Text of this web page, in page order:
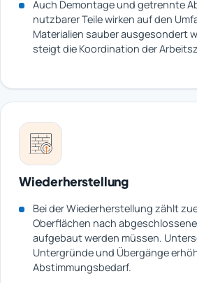
Auch Demontage und getrennte
nutzbarer Teile wirken auf den
Materialien sauber ausgesondert
steigt die Koordination der
Wiederherstellung
Bei der Wiederherstellung zählt
Oberflächen nach
aufgebaut werden müssen.
Untergründe und Übergänge
Abstimmungsbedarf.